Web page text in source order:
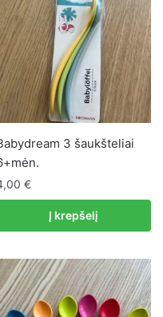
3 šaukšteliai
€
Į krepšelį